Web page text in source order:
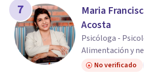
7
Maria
Acosta
Psicóloga -
Alimentación y
No verificado